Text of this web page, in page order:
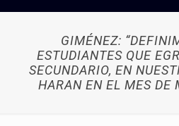
GIMÉNEZ:
ESTUDIANTES QUE
SECUNDARIO, EN
HARAN EN EL MES DE